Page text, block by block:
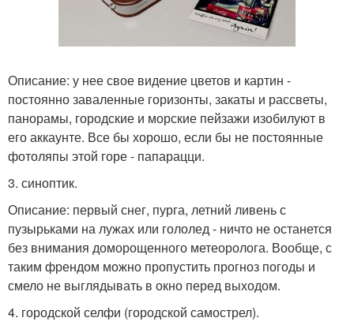
Описание: у нее свое видение цветов и картин -
постоянно заваленные горизонты, закаты и рассветы,
панорамы, городские и морские пейзажи изобилуют в
его аккаунте. Все бы хорошо, если бы не постоянные
фотоляпы этой горе - папарацци.
3. синоптик.
Описание: первый снег, пурга, летний ливень с
пузырьками на лужах или гололед - ничто не останется
без внимания доморощенного метеоролога. Вообще, с
таким френдом можно пропустить прогноз погоды и
смело не выглядывать в окно перед выходом.
4. городской селфи (городской самострел).